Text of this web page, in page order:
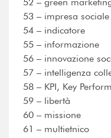
53 – impresa sociale
54 – indicatore
55 – informazione
56 – innovazione
57 – intelligenza
58 – KPI, Key
59 – libertà
60 – missione
61 – multietnico